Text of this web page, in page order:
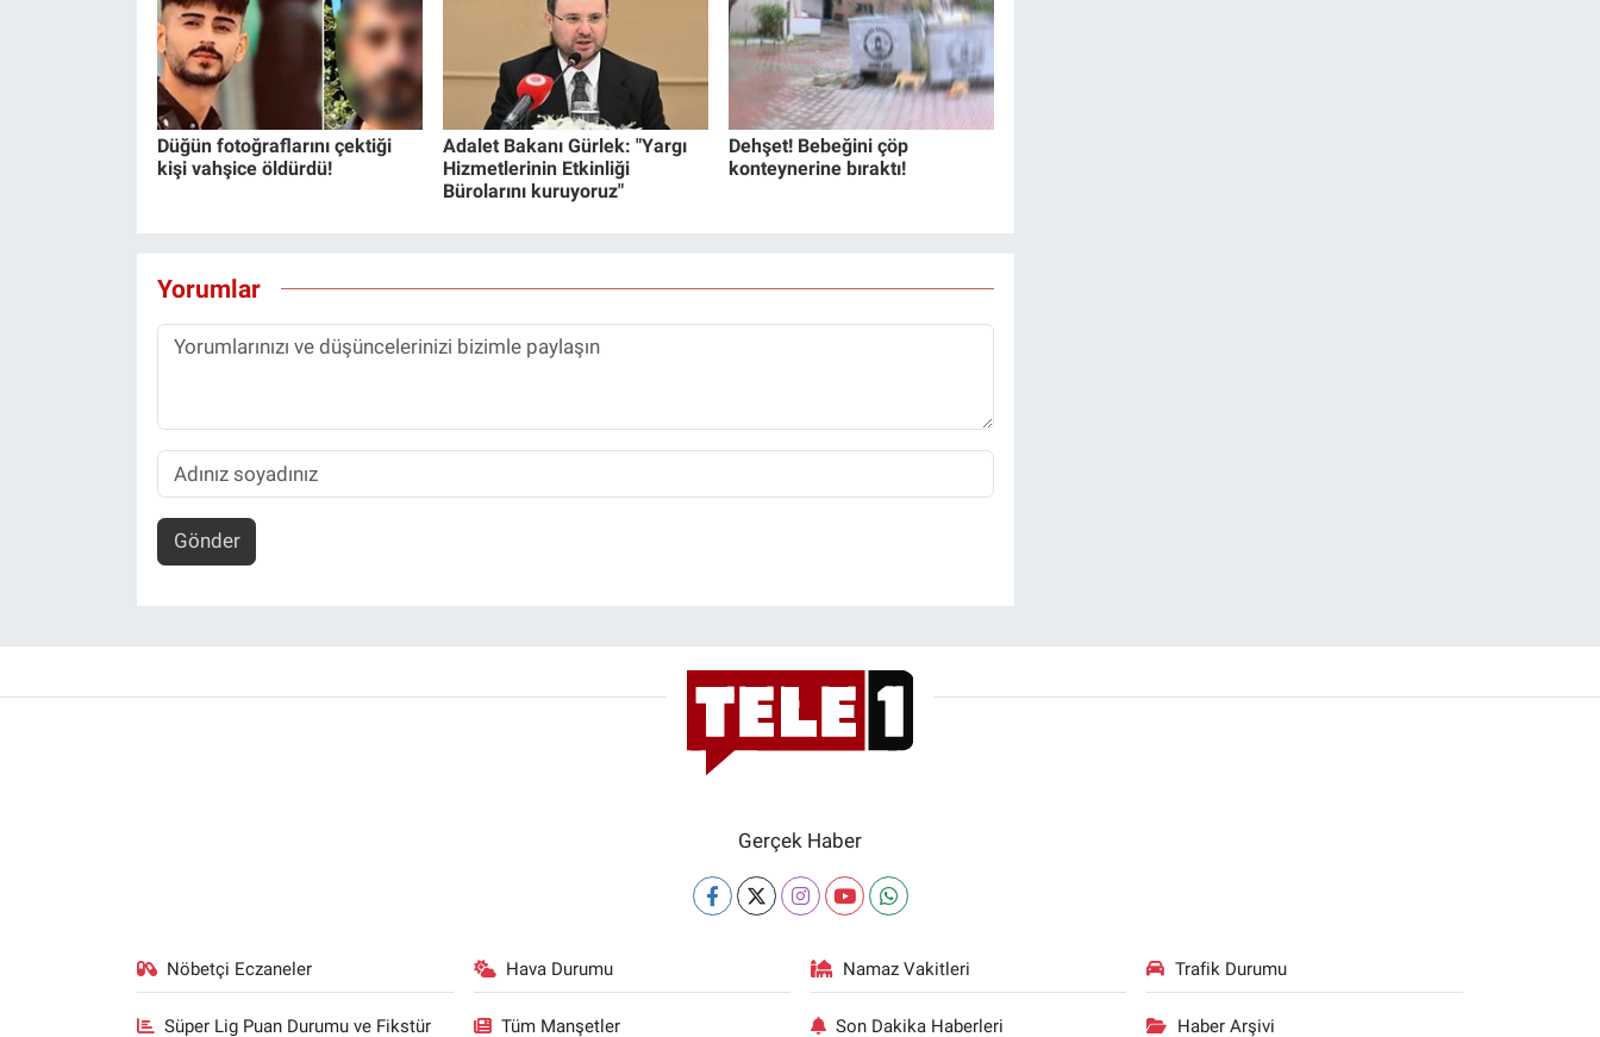
Düğün fotoğraflarını çektiği
kişi vahşice öldürdü!
Adalet Bakanı Gürlek: "Yargı
Hizmetlerinin Etkinliği
Bürolarını kuruyoruz"
Dehşet! Bebeğini çöp
konteynerine bıraktı!
Yorumlar
Gönder
Gerçek Haber
Nöbetçi Eczaneler Hava Durumu Namaz Vakitleri Trafik Durumu
Süper Lig Puan Durumu ve Fikstür Tüm Manşetler Son Dakika Haberleri Haber Arşivi